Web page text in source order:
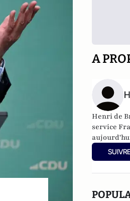
A
Henri de
service
Paris-